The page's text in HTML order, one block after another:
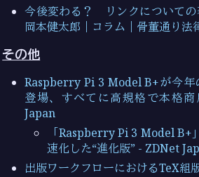
今後変わる？ リンクについて
岡本健太郎｜コラム｜骨董通り
その他
Raspberry Pi 3 Model B+が今年
登場、すべてに高規格で本格
Japan
「Raspberry Pi 3 Model B+
速化した“進化版” - ZDNet
出版ワークフローにおけるTeX組